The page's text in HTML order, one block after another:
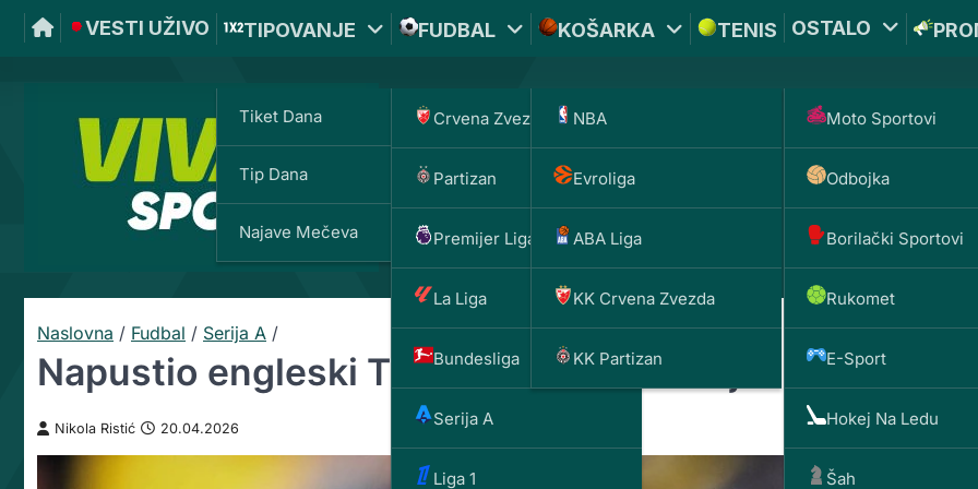
VESTI UŽIVO TIPOVANJE
Tiket Dana
Tip Dana
Najave Mečeva
FUDBAL
Crvena Zvezda
Partizan
Premijer Liga
La Liga
Bundesliga
Serija A
Liga 1
KOŠARKA
NBA
Evroliga
ABA Liga
KK Crvena Zvezda
KK Partizan
TENIS OSTALO
Moto Sportovi
Odbojka
Borilački Sportovi
Rukomet
E-Sport
Hokej Na Ledu
Šah
VIVATBET 200 RSD DOBIJAŠ
1000
*PROMOKOD:
Naslovna / Fudbal / Serija A /
Napustio engleski Titanik da spase italijanski
Nikola Ristić 20.04.2026